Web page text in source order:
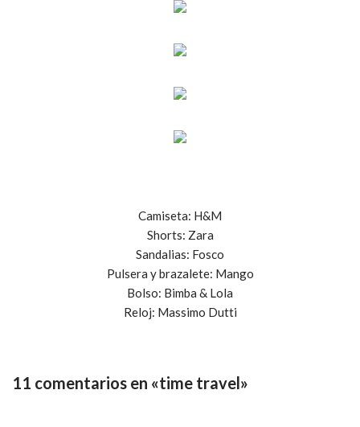
Camiseta: H&M
Shorts: Zara
Sandalias: Fosco
Pulsera y brazalete: Mango
Bolso: Bimba & Lola
Reloj: Massimo Dutti
11 comentarios en «time travel»